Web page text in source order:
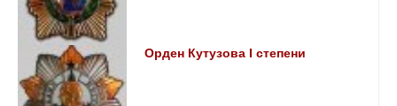
Орден Кутузова I степени